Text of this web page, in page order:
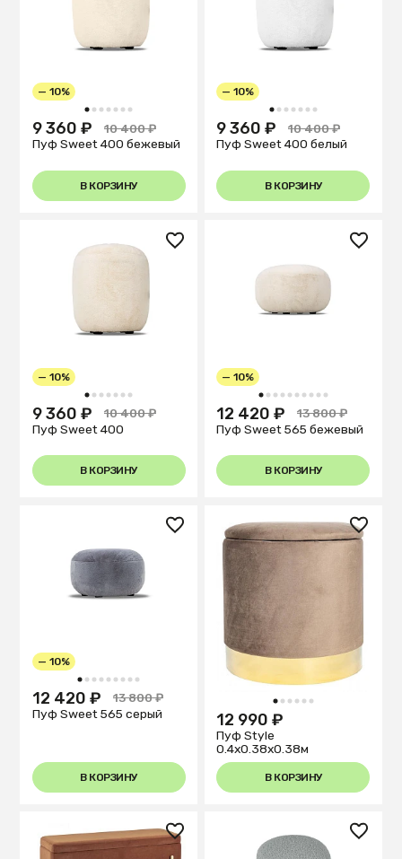
1 2 3 4 5 6 7
— 10%
9 360 ₽
10 400 ₽
Пуф Sweet 400 бежевый
В КОРЗИНУ
1 2 3 4 5 6 7
— 10%
9 360 ₽
10 400 ₽
Пуф Sweet 400 белый
В КОРЗИНУ
1 2 3 4 5 6 7
— 10%
9 360 ₽
10 400 ₽
Пуф Sweet 400
В КОРЗИНУ
1 2 3 4 5 6 7 8 9 10
— 10%
12 420 ₽
13 800 ₽
Пуф Sweet 565 бежевый
В КОРЗИНУ
1 2 3 4 5 6 7 8 9
— 10%
12 420 ₽
13 800 ₽
Пуф Sweet 565 серый
В КОРЗИНУ
1 2 3 4 5 6
12 990 ₽
Пуф Style
0.4x0.38x0.38м
В КОРЗИНУ